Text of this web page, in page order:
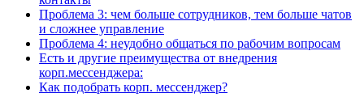
Проблема 3: чем больше сотрудников, тем больше чатов
и сложнее управление
Проблема 4: неудобно общаться по рабочим вопросам
Есть и другие преимущества от внедрения
корп.мессенджера:
Как подобрать корп. мессенджер?